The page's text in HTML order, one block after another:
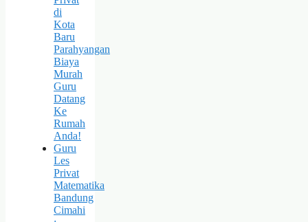
di
Kota
Baru
Parahyangan
Biaya
Murah
Guru
Datang
Ke
Rumah
Anda!
Guru
Les
Privat
Matematika
Bandung
Cimahi